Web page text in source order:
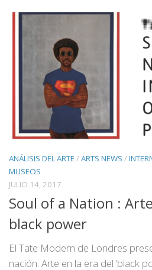
ANÁLISIS DEL ARTE /ARTS NEWS /
MUSEOS
JULIO 14, 2017
Soul of a Nation :
black power
El Tate Modern de Londres
nación: Arte en la era del ‘black